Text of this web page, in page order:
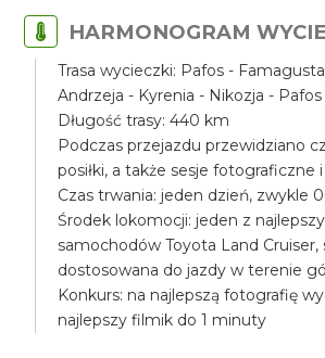
HARMONOGRAM
Trasa wycieczki: Pafos -
Andrzeja - Kyrenia - Nikozja - Pafos
Długość trasy: 440 km
Podczas przejazdu przewidziano
posiłki, a także sesje fotograficzne
Czas trwania: jeden dzień, zwykle
Środek lokomocji: jeden z
samochodów Toyota Land Cruiser,
dostosowana do jazdy w terenie
Konkurs: na najlepszą fotografię
najlepszy filmik do 1 minuty